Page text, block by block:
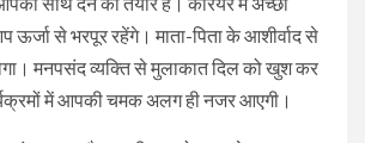
ऊर्जा से भरपूर रहेंगे। माता-पिता के आशीर्वाद से
मनपसंद व्यक्ति से मुलाकात दिल को खुश कर
में आपकी चमक अलग ही नजर आएगी।